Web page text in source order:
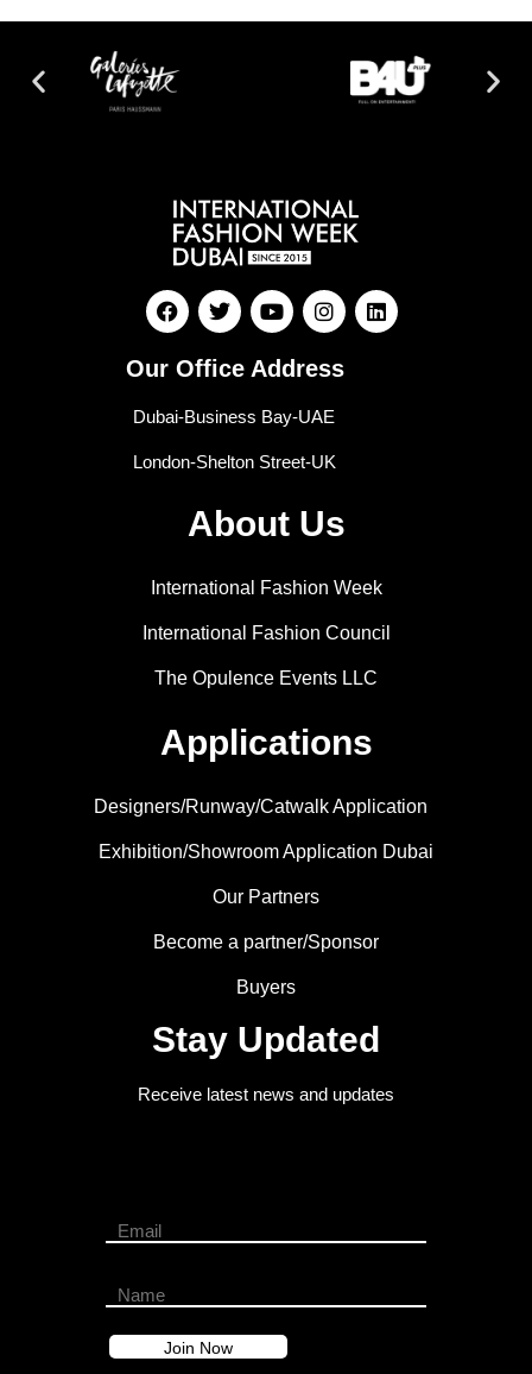
Our Office Address
Dubai-Business Bay-UAE
London-Shelton Street-UK
About Us
International Fashion Week
International Fashion Council
The Opulence Events LLC
Applications
Designers/Runway/Catwalk Application
Exhibition/Showroom Application Dubai
Our Partners
Become a partner/Sponsor
Buyers
Stay Updated
Receive latest news and updates